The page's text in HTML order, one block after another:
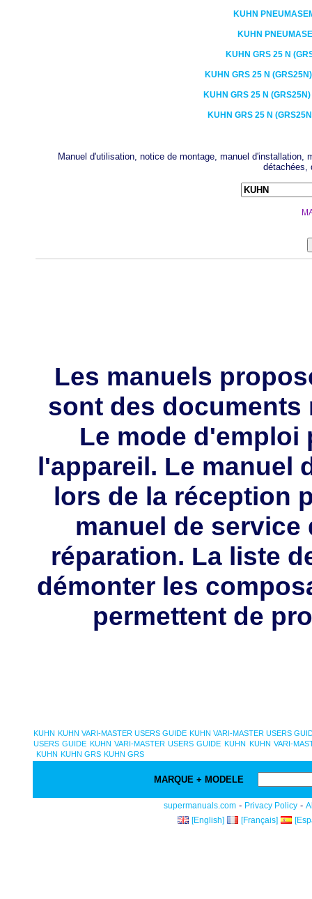
KUHN
KUHN
KUHN GRS 25 N
KUHN GRS 25 N
KUHN GRS 25 N
KUHN GRS 25 N
Manuel d'utilisation, notice de montage, manuel
détachées,
Les manuels
sont des documents
Le mode d'emploi
l'appareil. Le manuel
lors de la réception
manuel de
réparation. La liste
démonter les
permettent de
KUHN KUHN VARI-MASTER USERS GUIDE KUHN VARI-MASTER USERS
USERS GUIDE KUHN VARI-MASTER USERS GUIDE KUHN KUHN VARI-
KUHN KUHN GRS KUHN GRS
MARQUE + MODELE
supermanuals.com - Privacy Policy -
[English]
[Français]